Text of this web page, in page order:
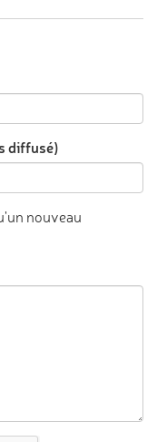
diffusé)
nouveau